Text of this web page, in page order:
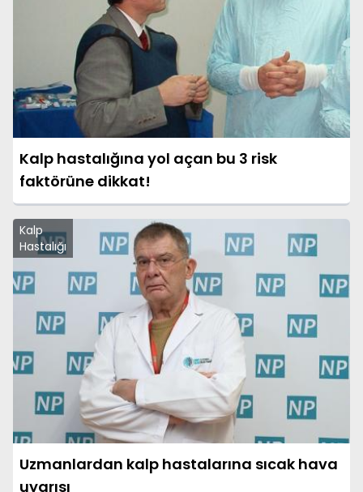
Kalp hastalığına yol açan bu 3 risk
faktörüne dikkat!
Kalp
Hastalığı
Uzmanlardan kalp hastalarına sıcak hava
uyarısı